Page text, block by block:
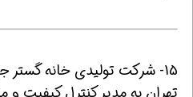
15- شرکت تولیدی خانه